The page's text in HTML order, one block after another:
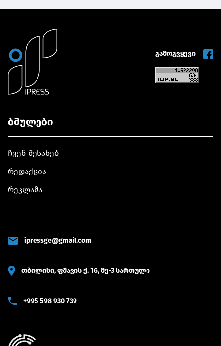
გამოგვყევი
ბმულები
ჩვენ შესახებ
რედაქცია
რეკლამა
ipressge@gmail.com
თბილისი, ფშავის ქ. 16, მე-3 სართული
+995 598 930 739